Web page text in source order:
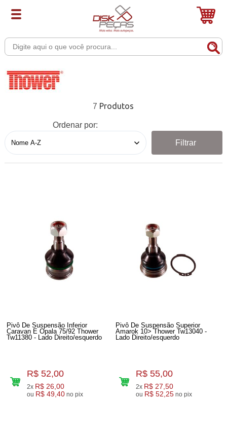
7
Ordenar por:
Filtrar
Pivô De Suspensão Inferior
Caravan E Opala 75/92 Thower
Tw11380 - Lado Direito/esquerdo
R$ 52,00
2x R$ 26,00
ou R$ 49,40 no pix
Pivô De Suspensão Superior
Amarok 10> Thower Tw13040 -
Lado Direito/esquerdo
R$ 55,00
2x R$ 27,50
ou R$ 52,25 no pix